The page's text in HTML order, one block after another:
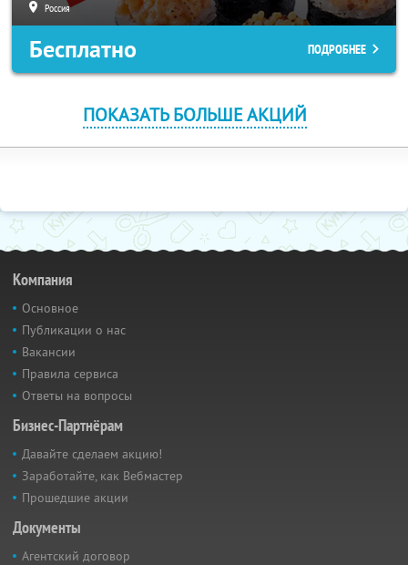
Россия
Бесплатно ПОДРОБНЕЕ
ПОКАЗАТЬ БОЛЬШЕ АКЦИЙ
Компания
Основное
Публикации о нас
Вакансии
Правила сервиса
Ответы на вопросы
Бизнес-Партнёрам
Давайте сделаем акцию!
Заработайте, как Вебмастер
Прошедшие акции
Документы
Агентский договор